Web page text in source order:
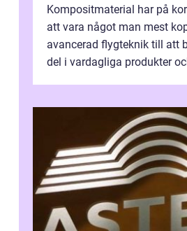
Kompositmaterial har på
att vara något man mest
avancerad flygteknik till att
del i vardagliga produkter